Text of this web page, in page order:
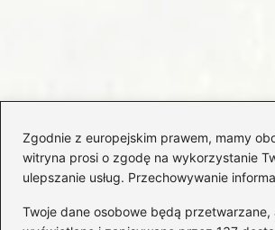
Zgodnie z europejskim prawem, mamy
witryna prosi o zgodę na wykorzystanie
ulepszanie usług. Przechowywanie
Twoje dane osobowe będą